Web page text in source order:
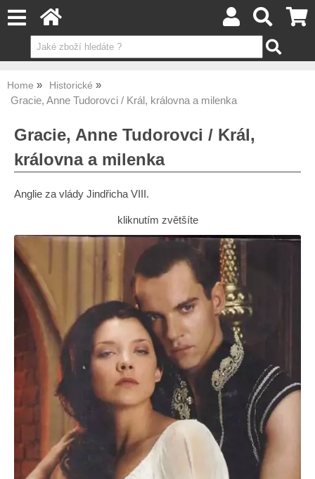
Home Historické
Gracie, Anne Tudorovci / Král, královna a milenka
Gracie, Anne Tudorovci / Král,
královna a milenka
Anglie za vlády Jindřicha VIII.
kliknutím zvětšíte